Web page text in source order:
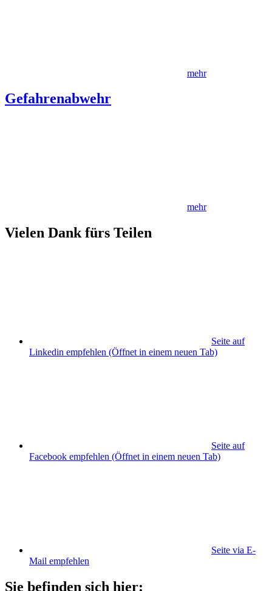
mehr
Gefahrenabwehr
mehr
Vielen Dank fürs Teilen
Seite auf
Linkedin empfehlen (Öffnet in einem neuen Tab)
Seite auf
Facebook empfehlen (Öffnet in einem neuen Tab)
Seite via E-
Mail empfehlen
Sie befinden sich hier: